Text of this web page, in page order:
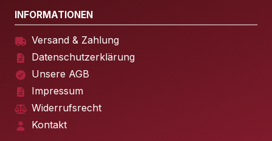
INFORMATIONEN
Versand & Zahlung
Datenschutzerklärung
Unsere AGB
Impressum
Widerrufsrecht
Kontakt